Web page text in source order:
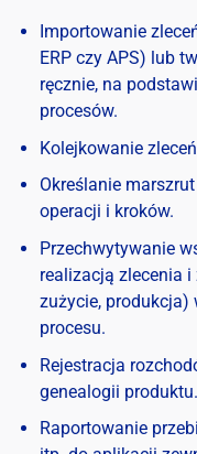
Importowanie
ERP czy APS) lub
ręcznie, na
procesów.
Kolejkowanie
Określanie
operacji i kroków.
Przechwytywanie
realizacją zlecenia
zużycie, produkcja)
procesu.
Rejestracja
genealogii produktu.
Raportowanie